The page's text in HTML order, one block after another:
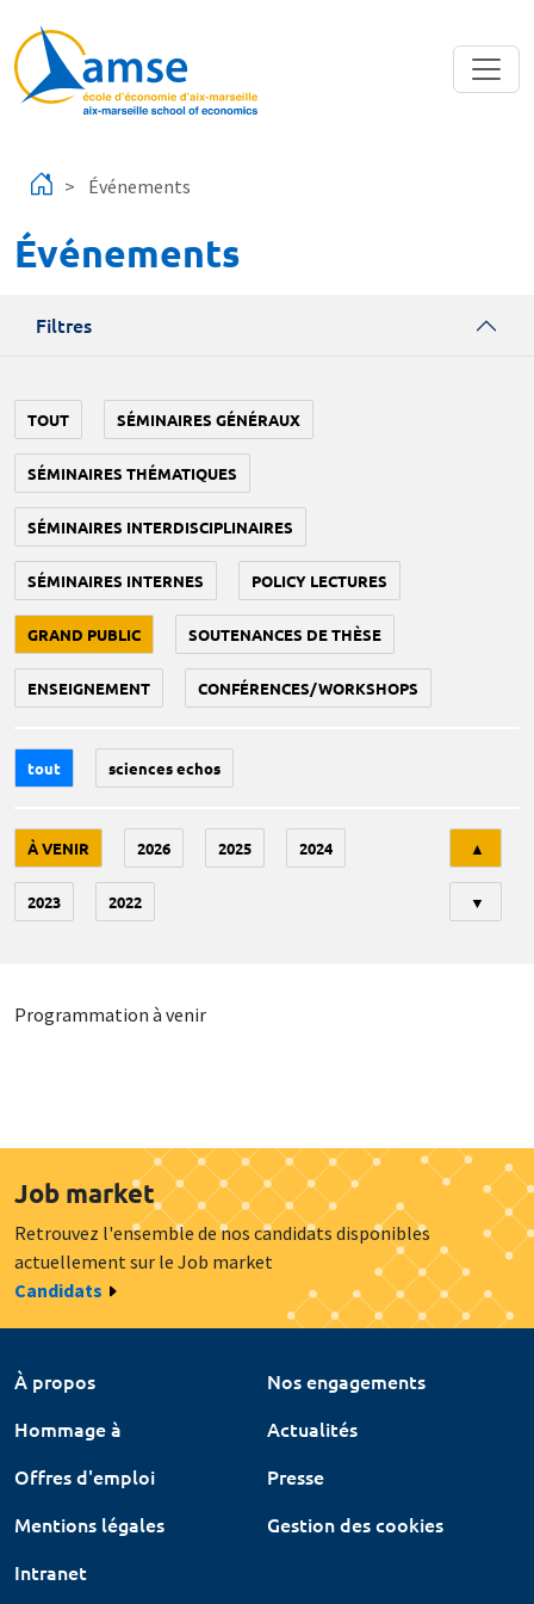
Événements
Événements
Filtres
TOUT SÉMINAIRES GÉNÉRAUX
SÉMINAIRES THÉMATIQUES
SÉMINAIRES INTERDISCIPLINAIRES
SÉMINAIRES INTERNES POLICY LECTURES
GRAND PUBLIC SOUTENANCES DE THÈSE
ENSEIGNEMENT CONFÉRENCES/WORKSHOPS
tout sciences echos
À VENIR 2026 2025 2024
2023 2022
▲
▼
Programmation à venir
Job market
Retrouvez l'ensemble de nos candidats disponibles
actuellement sur le Job market
Candidats
À propos
Nos engagements
Hommage à
Actualités
Offres d'emploi
Presse
Mentions légales
Gestion des cookies
Intranet